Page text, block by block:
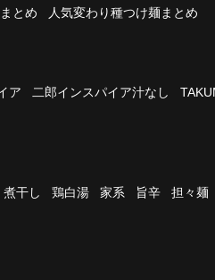
とめ 人気変わり種つけ麺まとめ
ア 二郎インスパイア汁なし
煮干し 鶏白湯 家系 旨辛 担々麺